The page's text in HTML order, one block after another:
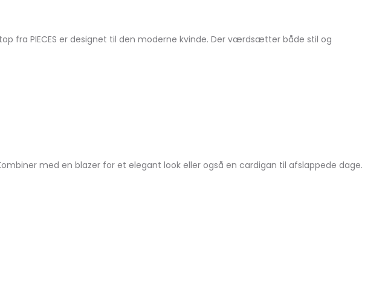
fra PIECES er designet til den moderne kvinde. Der værdsætter både stil og
med en blazer for et elegant look eller også en cardigan til afslappede dage.